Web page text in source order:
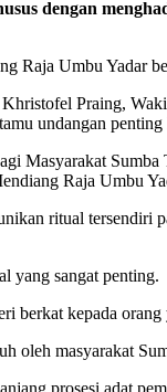
dengan
Raja Umbu Yadar
Praing,
undangan penting
Masyarakat
Raja Umbu
ritual tersendiri
yang sangat penting.
berkat kepada
oleh masyarakat
prosesi adat